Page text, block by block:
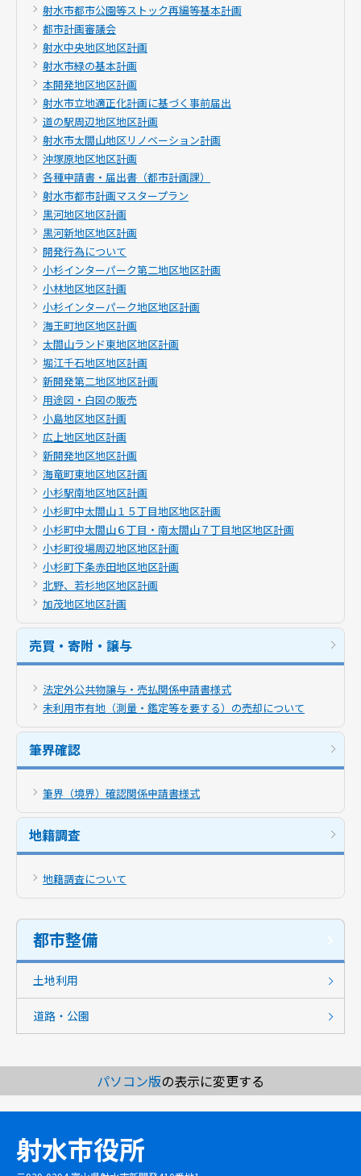
射水市都市公園等ストック再編等基本計画
都市計画審議会
射水中央地区地区計画
射水市緑の基本計画
本開発地区地区計画
射水市立地適正化計画に基づく事前届出
道の駅周辺地区地区計画
射水市太閤山地区リノベーション計画
沖塚原地区地区計画
各種申請書・届出書（都市計画課）
射水市都市計画マスタープラン
黒河地区地区計画
黒河新地区地区計画
開発行為について
小杉インターパーク第二地区地区計画
小林地区地区計画
小杉インターパーク地区地区計画
海王町地区地区計画
太閤山ランド東地区地区計画
堀江千石地区地区計画
新開発第二地区地区計画
用途図・白図の販売
小島地区地区計画
広上地区地区計画
新開発地区地区計画
海竜町東地区地区計画
小杉駅南地区地区計画
小杉町中太閤山１５丁目地区地区計画
小杉町中太閤山６丁目・南太閤山７丁目地区地区計画
小杉町役場周辺地区地区計画
小杉町下条赤田地区地区計画
北野、若杉地区地区計画
加茂地区地区計画
売買・寄附・譲与
法定外公共物譲与・売払関係申請書様式
未利用市有地（測量・鑑定等を要する）の売却について
筆界確認
筆界（境界）確認関係申請書様式
地籍調査
地籍調査について
都市整備
土地利用
道路・公園
パソコン版の表示に変更する
射水市役所